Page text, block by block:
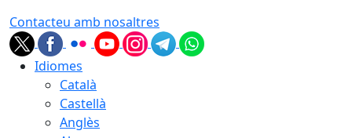
Contacteu amb nosaltres
Idiomes
Català
Castellà
Anglès